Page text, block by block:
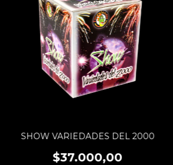
SHOW VARIEDADES DEL 2000
$37.000,00